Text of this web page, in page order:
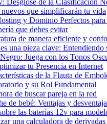
que simplificarán tu vida
y Dominio Perfectos
que debes evitar
de manera eficiente y
una pieza clave: Entendiendo
Juega con los Tonos
tu Presencia en Internet
de la Flauta de
y su Rol Fundamental
de buscar pareja en la red
de bebé: Ventajas y
las baterías 12v para
una calculadora de derivadas